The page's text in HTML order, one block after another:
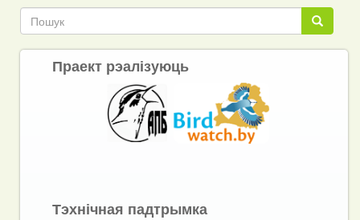
Пошук
Пошук
Праект рэалізуюць
Тэхнічная падтрымка